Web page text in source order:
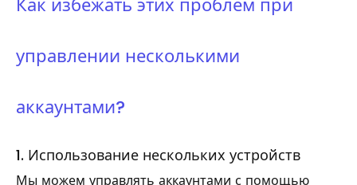
Как избежать этих проблем при
управлении несколькими
аккаунтами?
1. Использование нескольких устройств
Мы можем управлять аккаунтами с помощью